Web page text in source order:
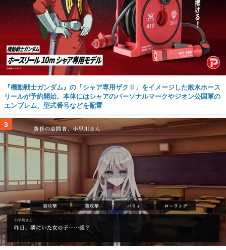
『機動戦士ガンダム』の「シャア専用ザクⅡ」をイメージした散水ホース
リールが予約開始。本体にはシャアのパーソナルマークやジオン公国軍の
エンブレム、型式番号などを配置
3